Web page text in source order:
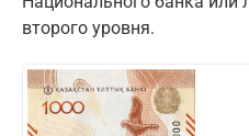
второго уровня.